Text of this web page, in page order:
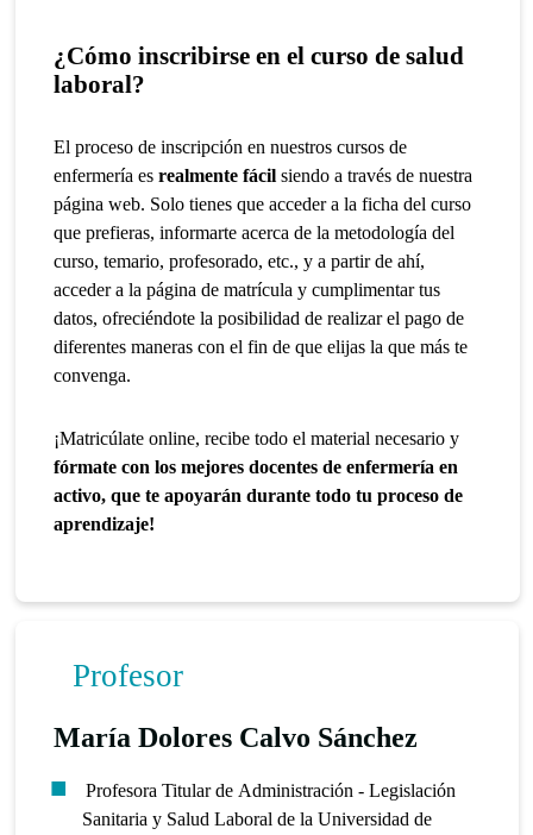
¿Cómo inscribirse en el curso de salud
laboral?
El proceso de inscripción en nuestros cursos de
enfermería esrealmente fácil siendo a través de nuestra
página web. Solo tienes que acceder a la ficha del curso
que prefieras, informarte acerca de la metodología del
curso, temario, profesorado, etc., y a partir de ahí,
acceder a la página de matrícula y cumplimentar tus
datos, ofreciéndote la posibilidad de realizar el pago de
diferentes maneras con el fin de que elijas la que más te
convenga.
¡Matricúlate online, recibe todo el material necesario y
fórmate con los mejores docentes de enfermería en
activo, que te apoyarán durante todo tu proceso de
aprendizaje!
Profesor
María Dolores Calvo Sánchez
Profesora Titular de Administración - Legislación
Sanitaria y Salud Laboral de la Universidad de